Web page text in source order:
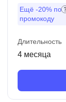
Ещё -20% по
промокоду
Длительность
4 месяца